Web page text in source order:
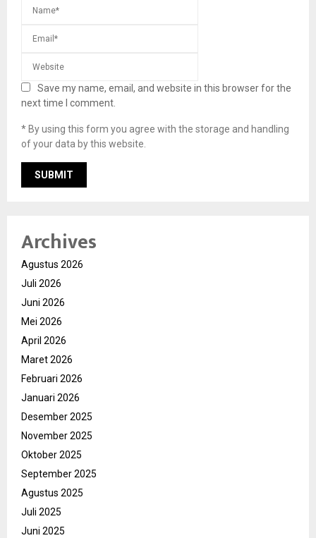
Save my name, email, and website in this browser for the
next time I comment.
* By using this form you agree with the storage and handling
of your data by this website.
Archives
Agustus 2026
Juli 2026
Juni 2026
Mei 2026
April 2026
Maret 2026
Februari 2026
Januari 2026
Desember 2025
November 2025
Oktober 2025
September 2025
Agustus 2025
Juli 2025
Juni 2025